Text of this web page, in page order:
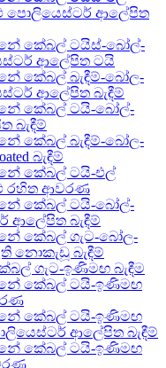
පොලියෙස්ටර් ආලේපිත
කේබල් ටයිස්-බෝල්-
ආලේපිත ටයි
කේබල් බැඳීම්-බෝල-
ආලේපිත බැඳීම්
කේබල් ටයි-බෝල්-
බැඳීම්
කේබල් බැඳීම්-බෝල-
බැඳීම්
කේබල් ටයි-එල්
රහිත ආවරණ
කේබල් ටයි-බෝල්-
බැඳීම්
කේබල් ගැට-බෝල-
නොකැඩූ බැඳීම්
ගැට-ඉණිමඟ බැඳීම
කේබල් ටයි-ඉණිමඟ
කේබල් ටයි-ඉණිමඟ
ආලේපිත බැඳීම්
කේබල් ටයි-ඉණිමඟ